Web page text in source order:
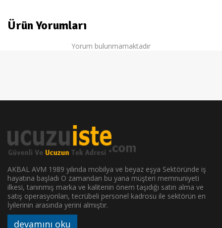
Ürün Yorumları
Yorum bulunmamaktadır
AKBAL AVM 1989 yılında mobilya ve beyaz eşya Sektöründe iş
hayatına başladı O zamandan bu yana müşteri memnuniyeti
ilkesi, tanınmış marka ve kalitenin önem taşıdığı satın alma ve
satış operasyonları, tecrübeli personel kadrosu ile sektörün en
İyilerinin arasında yerini almıştır.
devamını oku